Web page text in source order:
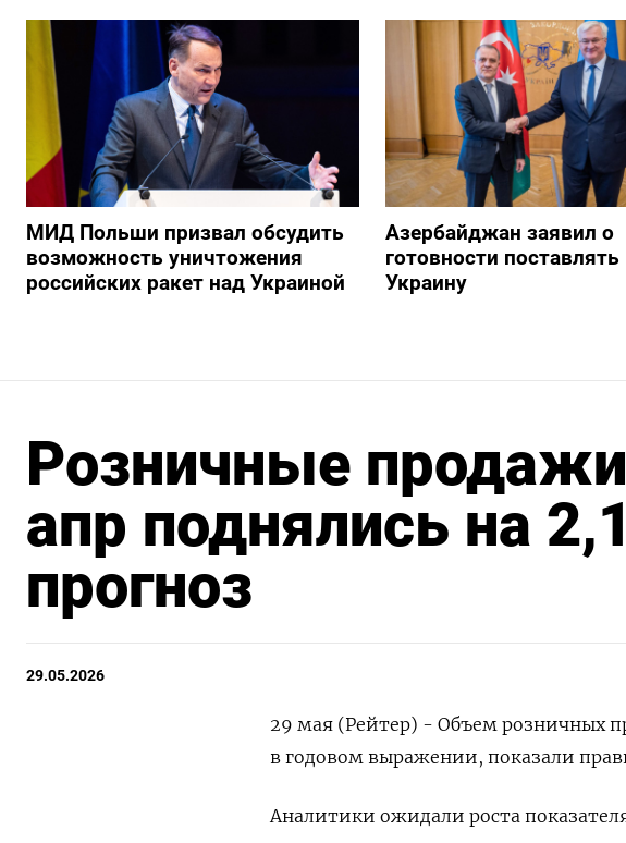
МИД Польши призвал обсудить
возможность уничтожения
российских ракет над Украиной
Азербайджан заявил о
готовности поставлять
Украину
Розничные
апр поднялись на
прогноз
29.05.2026
29 мая (Рейтер) - Объем ‌розничных
в ​годовом ‌выражении, ​показали
Аналитики ​ожидали ​роста